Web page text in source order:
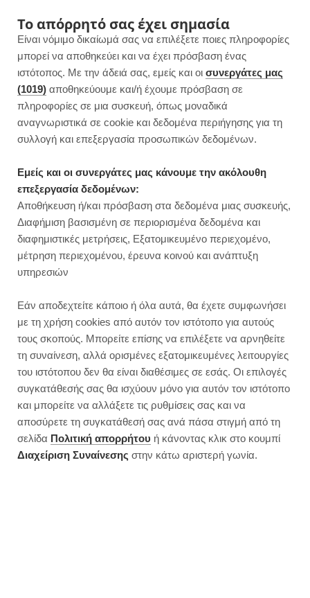
a
c
e
b
o
k
n
s
t
a
a
m
i
n
t
e
s
t
o
u
T
u
TAG
ΣΠΙΤΙΚΆ ΨΩΜΆΚΙΑ ΓΙΑ ΜΠΈΡΓΚΕΡ
Σπιτικά ψωμάκια με αλεύρι
ολικής |Πρωινό ή burger
Το απόρρητό σας έχει σημασία
Είναι νόμιμο δικαίωμά σας να επιλέξετε ποιες πληροφορίες
μπορεί να αποθηκεύει και να έχει πρόσβαση ένας
ιστότοπος. Με την άδειά σας, εμείς και οι συνεργάτες μας
(1019) αποθηκεύουμε και/ή έχουμε πρόσβαση σε
πληροφορίες σε μια συσκευή, όπως μοναδικά
αναγνωριστικά σε cookie και δεδομένα περιήγησης για τη
συλλογή και επεξεργασία προσωπικών δεδομένων.
Εμείς και οι συνεργάτες μας κάνουμε την ακόλουθη
επεξεργασία δεδομένων:
Αποθήκευση ή/και πρόσβαση στα δεδομένα μιας συσκευής,
Διαφήμιση βασισμένη σε περιορισμένα δεδομένα και
διαφημιστικές μετρήσεις, Εξατομικευμένο περιεχομένο,
μέτρηση περιεχομένου, έρευνα κοινού και ανάπτυξη
υπηρεσιών
Εάν αποδεχτείτε κάποιο ή όλα αυτά, θα έχετε συμφωνήσει
με τη χρήση cookies από αυτόν τον ιστότοπο για αυτούς
τους σκοπούς. Μπορείτε επίσης να επιλέξετε να αρνηθείτε
τη συναίνεση, αλλά ορισμένες εξατομικευμένες λειτουργίες
του ιστότοπου δεν θα είναι διαθέσιμες σε εσάς. Οι επιλογές
συγκατάθεσής σας θα ισχύουν μόνο για αυτόν τον ιστότοπο
και μπορείτε να αλλάξετε τις ρυθμίσεις σας και να
αποσύρετε τη συγκατάθεσή σας ανά πάσα στιγμή από τη
σελίδα Πολιτική απορρήτου ή κάνοντας κλικ στο κουμπί
Διαχείριση Συναίνεσης στην κάτω αριστερή γωνία.